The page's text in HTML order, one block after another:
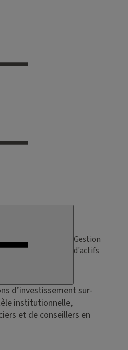
Gestion
d'actifs
d’investissement sur-
institutionnelle,
et de conseillers en